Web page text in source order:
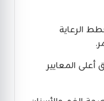
الرعاية
المعايير